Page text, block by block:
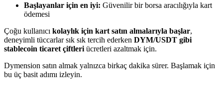
Bilgi
Başlayanlar için en iyi: Güvenilir bir borsa aracılığıyla kart
ödemesi
Çoğu kullanıcı kolaylık için kart satın almalarıyla başlar,
deneyimli tüccarlar sık sık tercih ederken DYM/USDT gibi
stablecoin ticaret çiftleri ücretleri azaltmak için.
Dymension satın almak yalnızca birkaç dakika sürer. Başlamak için
bu üç basit adımı izleyin.